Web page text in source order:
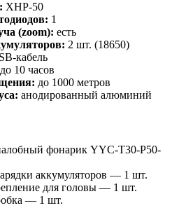
XHP-50
1
(zoom): есть
2 шт. (18650)
кабель
до 10 часов
до 1000 метров
анодированный алюминий
фонарик YYC-T30-P50-
аккумуляторов — 1 шт.
для головы — 1 шт.
— 1 шт.